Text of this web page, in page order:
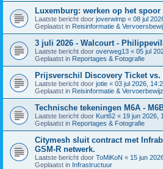
Luxemburg: werken op het spoor
Laatste bericht door joverwimp « 08 jul
Geplaatst in Reisinformatie &
3 juli 2026 - Walcourt -
Laatste bericht door overweg13 « 05 jul
Geplaatst in Reportages & Fotografie
Prijsverschil Discovery Ticket vs.
Laatste bericht door jotie « 03 jul 2026,
Geplaatst in Reisinformatie &
Technische tekeningen M6A -
Laatste bericht door Kurt62 « 19 jun 2026,
Geplaatst in Reportages & Fotografie
Citymesh sluit contract met
GSM-R netwerk.
Laatste bericht door ToMiKoN « 15 jun
Geplaatst in Infrastructuur